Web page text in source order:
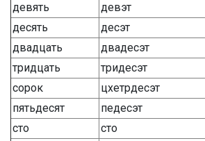
девять
девэт
десять
десэт
двадцать
двадесэт
тридцать
тридесэт
сорок
цхетрдесэт
пятьдесят
педесэт
сто
сто